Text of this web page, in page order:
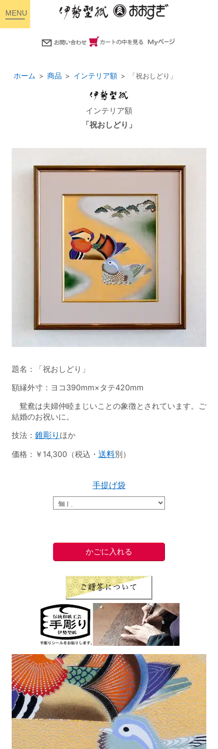
ホーム 商品 インテリア額 「祝おしどり」
インテリア額
「祝おしどり」
題名：「祝おしどり」
額縁外寸：ヨコ390mm×タテ420mm
鴛鴦は夫婦仲睦まじいことの象徴とされています。ご
結婚のお祝いに。
技法： 錐彫り ほか
価格：￥14,300（税込・ 送料別）
手提げ袋
toggle
navigation